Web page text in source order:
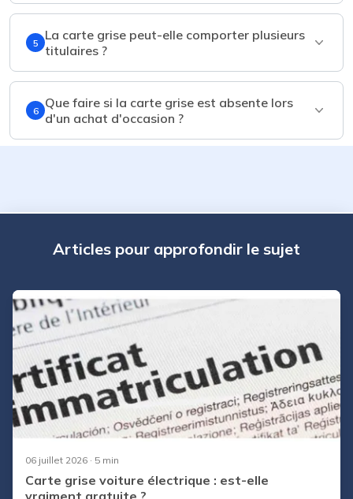
5
La carte grise peut-elle comporter plusieurs
titulaires ?
6
Que faire si la carte grise est absente lors
d'un achat d'occasion ?
Articles pour approfondir le sujet
06 juillet 2026 · 5 min
Carte grise voiture électrique : est-elle